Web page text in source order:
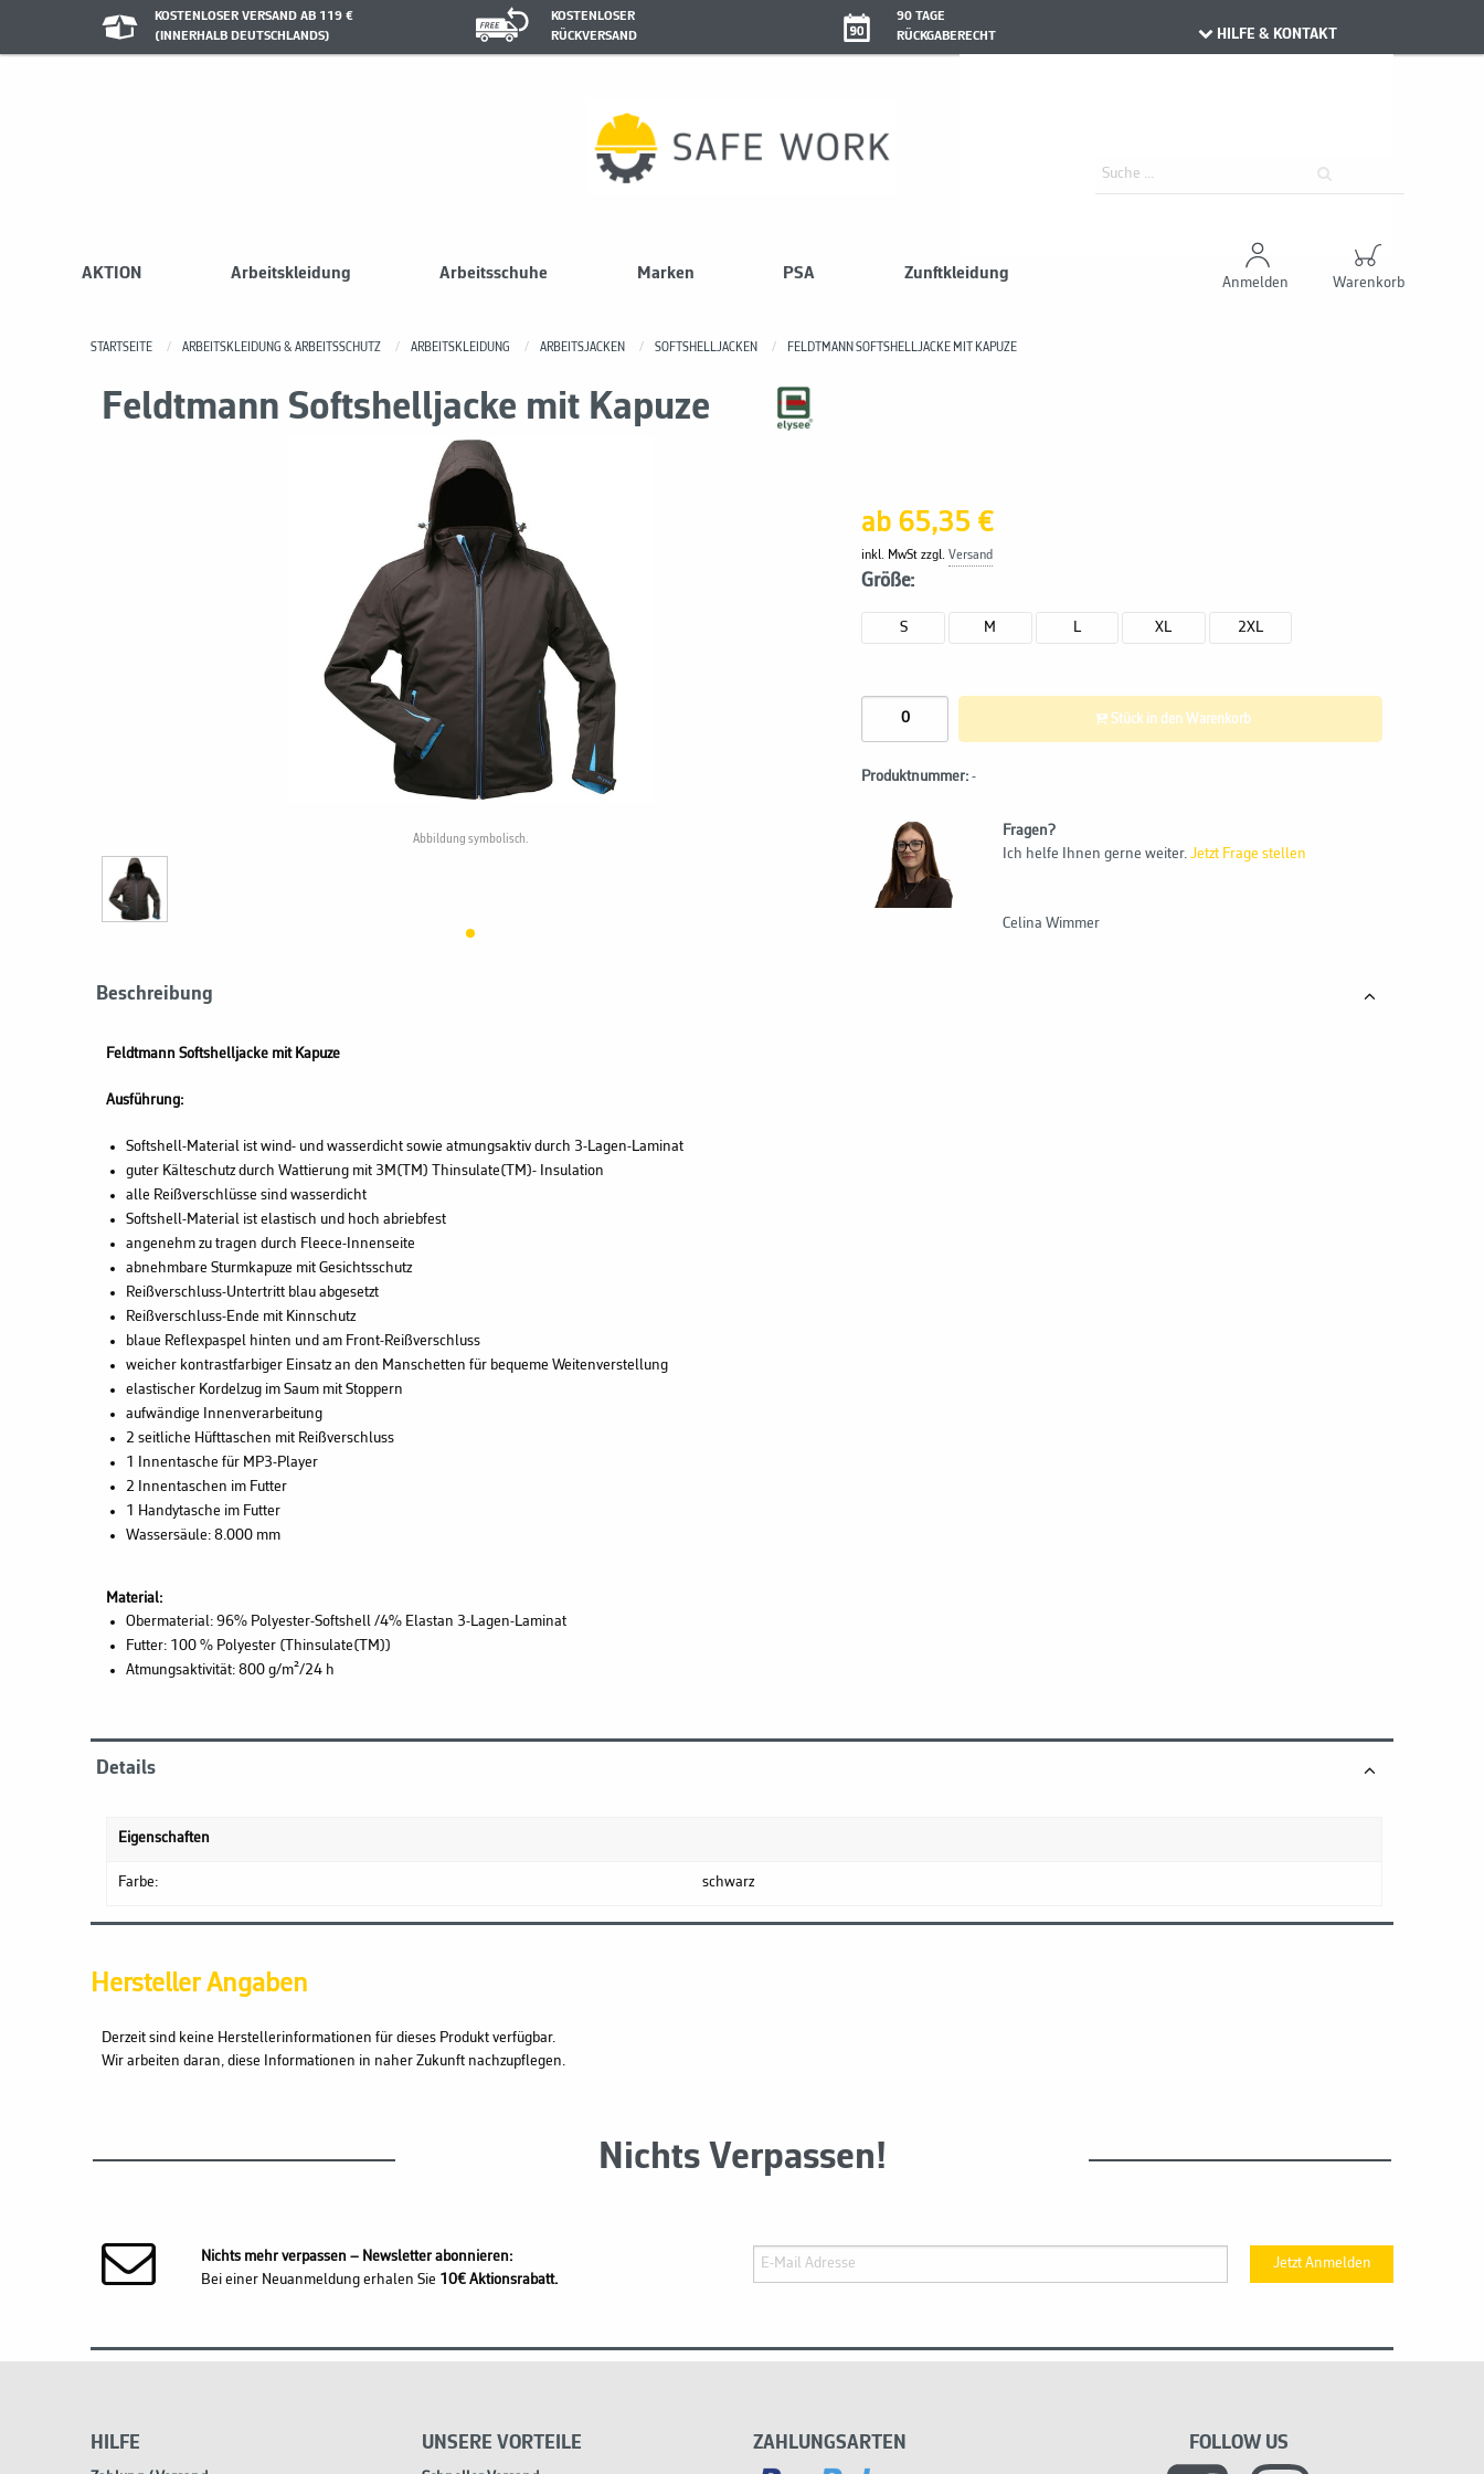
KOSTENLOSER VERSAND AB 119 €
(INNERHALB DEUTSCHLANDS)
KOSTENLOSER
RÜCKVERSAND
90 TAGE
RÜCKGABERECHT
HILFE & KONTAKT
AKTION Arbeitskleidung Arbeitsschuhe Marken PSA Zunftkleidung
Anmelden Warenkorb
STARTSEITE ARBEITSKLEIDUNG & ARBEITSSCHUTZ ARBEITSKLEIDUNG ARBEITSJACKEN SOFTSHELLJACKEN FELDTMANN SOFTSHELLJACKE MIT KAPUZE
Feldtmann Softshelljacke mit Kapuze
Abbildung symbolisch.
ab 65,35 €
inkl. MwSt zzgl.Versand
Größe:
S M L XL 2XL
Stück in den Warenkorb
Produktnummer: -
Fragen?
Ich helfe Ihnen gerne weiter.Jetzt Frage stellen
Celina Wimmer
Beschreibung
Feldtmann Softshelljacke mit Kapuze
Ausführung:
Softshell-Material ist wind- und wasserdicht sowie atmungsaktiv durch 3-Lagen-Laminat
guter Kälteschutz durch Wattierung mit 3M(TM) Thinsulate(TM)- Insulation
alle Reißverschlüsse sind wasserdicht
Softshell-Material ist elastisch und hoch abriebfest
angenehm zu tragen durch Fleece-Innenseite
abnehmbare Sturmkapuze mit Gesichtsschutz
Reißverschluss-Untertritt blau abgesetzt
Reißverschluss-Ende mit Kinnschutz
blaue Reflexpaspel hinten und am Front-Reißverschluss
weicher kontrastfarbiger Einsatz an den Manschetten für bequeme Weitenverstellung
elastischer Kordelzug im Saum mit Stoppern
aufwändige Innenverarbeitung
2 seitliche Hüfttaschen mit Reißverschluss
1 Innentasche für MP3-Player
2 Innentaschen im Futter
1 Handytasche im Futter
Wassersäule: 8.000 mm
Material:
Obermaterial: 96% Polyester-Softshell /4% Elastan 3-Lagen-Laminat
Futter: 100 % Polyester (Thinsulate(TM))
Atmungsaktivität: 800 g/m²/24 h
Details
Eigenschaften
Farbe: schwarz
Hersteller Angaben
Derzeit sind keine Herstellerinformationen für dieses Produkt verfügbar.
Wir arbeiten daran, diese Informationen in naher Zukunft nachzupflegen.
Nichts Verpassen!
Nichts mehr verpassen – Newsletter abonnieren:
Bei einer Neuanmeldung erhalen Sie 10€ Aktionsrabatt.
Jetzt Anmelden
HILFE UNSERE VORTEILE FOLLOW US
ZAHLUNGSARTEN